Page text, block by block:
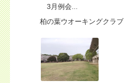
3月例会...
柏の葉ウオーキングクラブ